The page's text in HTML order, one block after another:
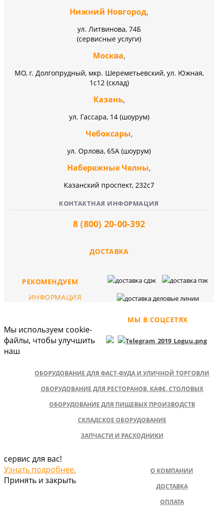
Нижний Новгород,
ул. Литвинова, 74Б
(сервисные услуги)
Москва,
МО, г. Долгопрудный, мкр. Шереметьевский, ул. Южная,
1с12 (склад)
Казань,
ул. Гассара, 14 (шоурум)
Чебоксары,
ул. Орлова, 65А (шоурум)
Набережные Челны,
Казанский проспект, 232c7
КОНТАКТНАЯ ИНФОРМАЦИЯ
8 (800) 20-00-392
ДОСТАВКА
МЫ В СОЦСЕТЯХ
РЕКОМЕНДУЕМ
ОБОРУДОВАНИЕ ДЛЯ ФАСТ-ФУДА И УЛИЧНОЙ ТОРГОВЛИ
ОБОРУДОВАНИЕ ДЛЯ РЕСТОРАНОВ, КАФЕ, СТОЛОВЫХ
ОБОРУДОВАНИЕ ДЛЯ ПИЩЕВЫХ ПРОИЗВОДСТВ
СКЛАДСКОЕ ОБОРУДОВАНИЕ
ЗАПЧАСТИ И РАСХОДНИКИ
ИНФОРМАЦИЯ
О КОМПАНИИ
ДОСТАВКА
ОПЛАТА
Мы используем cookie-
файлы, чтобы улучшить
наш
сервис для вас!
Узнать подробнее.
Принять и закрыть